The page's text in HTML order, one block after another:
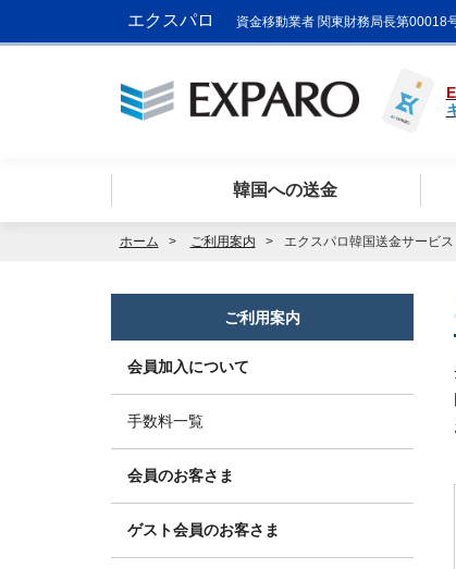
エクスパロ 資金移動業者 関東財務局長第00018
韓国への送金
ホーム ご利用案内 エクスパロ韓国送金サービス
ご利用案内
会員加入について
手数料一覧
会員のお客さま
ゲスト会員のお客さま